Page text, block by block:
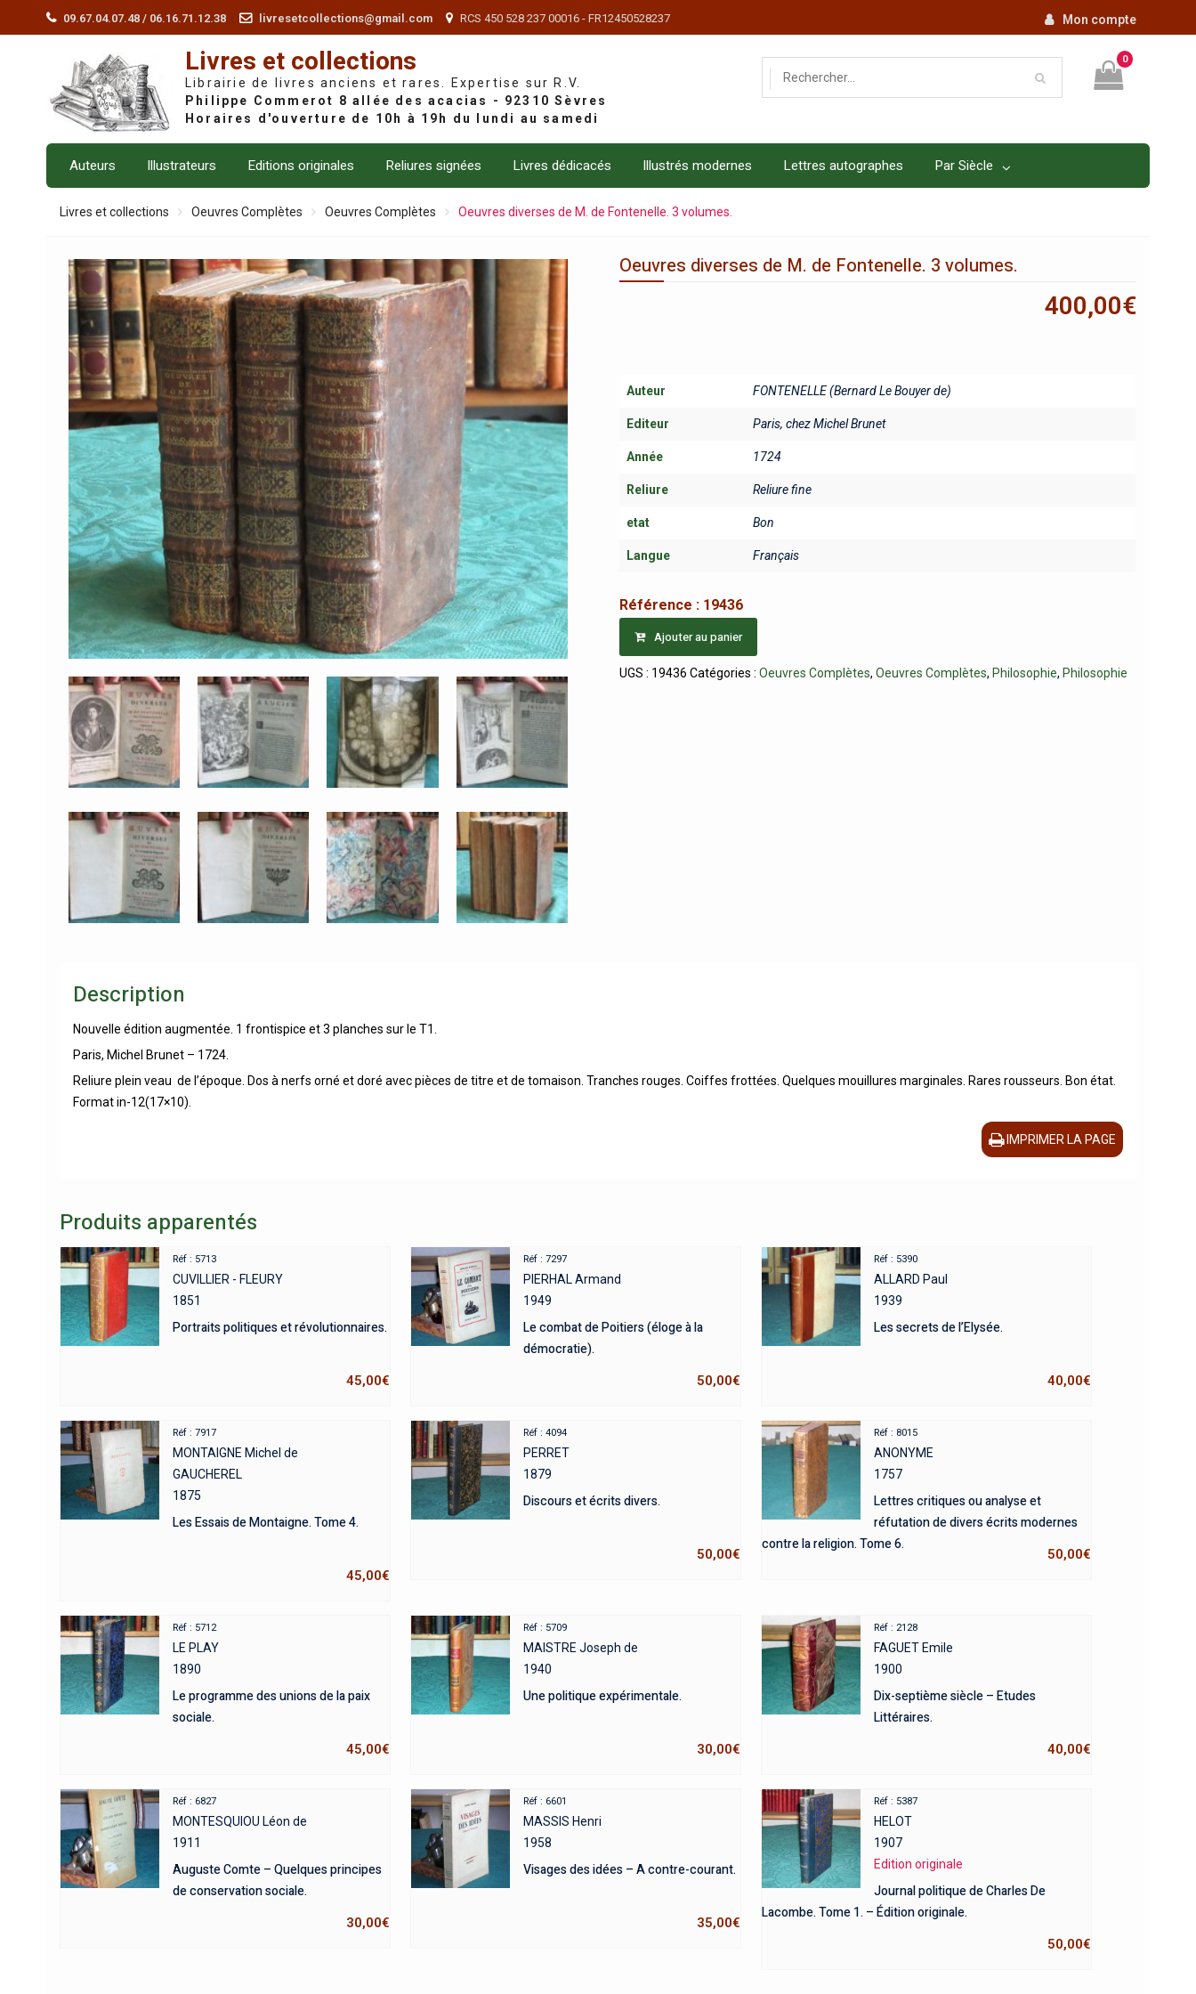
09.67.04.07.48 / 06.16.71.12.38 livresetcollections@gmail.com RCS 450 528 237 00016 - FR12450528237 Mon compte
Livres et collections
Librairie de livres anciens et rares. Expertise sur R.V.
0
Auteurs Illustrateurs Editions originales Reliures signées Livres dédicacés Illustrés modernes Lettres autographes Par Siècle
Livres et collections Oeuvres Complètes Oeuvres Complètes Oeuvres diverses de M. de Fontenelle. 3 volumes.
Oeuvres diverses de M. de Fontenelle. 3 volumes.
400,00€
Auteur FONTENELLE (Bernard Le Bouyer de)
Editeur Paris, chez Michel Brunet
Année 1724
Reliure Reliure fine
etat Bon
Langue Français
Référence : 19436
Ajouter au panier
UGS : 19436 Catégories :Oeuvres Complètes,Oeuvres Complètes, Philosophie, Philosophie
Description
Nouvelle édition augmentée. 1 frontispice et 3 planches sur le T1.
Paris, Michel Brunet – 1724.
Reliure plein veau de l’époque. Dos à nerfs orné et doré avec pièces de titre et de tomaison. Tranches rouges. Coiffes frottées. Quelques mouillures marginales. Rares rousseurs. Bon état.
Format in-12(17×10).
IMPRIMER LA PAGE
Produits apparentés
Réf : 5713
CUVILLIER - FLEURY
1851
Portraits politiques et révolutionnaires.
45,00€
Réf : 7297
PIERHAL Armand
1949
Le combat de Poitiers (éloge à la
démocratie).
50,00€
Réf : 5390
ALLARD Paul
1939
Les secrets de l’Elysée.
40,00€
Réf : 7917
MONTAIGNE Michel de
GAUCHEREL
1875
Les Essais de Montaigne. Tome 4.
45,00€
Réf : 4094
PERRET
1879
Discours et écrits divers.
50,00€
Réf : 8015
ANONYME
1757
Lettres critiques ou analyse et
réfutation de divers écrits modernes
contre la religion. Tome 6.
50,00€
Réf : 5712
LE PLAY
1890
Le programme des unions de la paix
sociale.
45,00€
Réf : 5709
MAISTRE Joseph de
1940
Une politique expérimentale.
30,00€
Réf : 2128
FAGUET Emile
1900
Dix-septième siècle – Etudes
Littéraires.
40,00€
Réf : 6827
MONTESQUIOU Léon de
1911
Auguste Comte – Quelques principes
de conservation sociale.
30,00€
Réf : 6601
MASSIS Henri
1958
Visages des idées – A contre-courant.
35,00€
Réf : 5387
HELOT
1907
Edition originale
Journal politique de Charles De
Lacombe. Tome 1. – Édition originale.
50,00€